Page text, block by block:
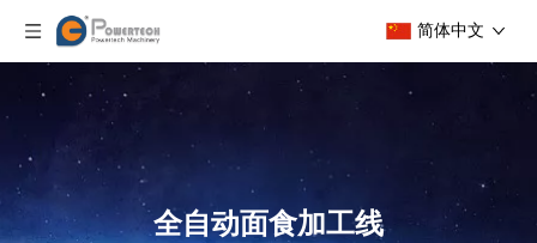
简体中文
全自动面食加工线